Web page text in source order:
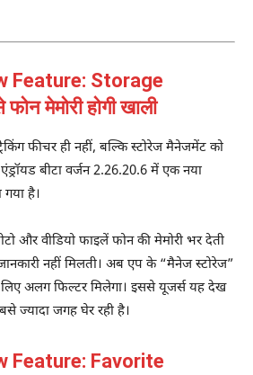
Feature: Storage
मेमोरी होगी खाली
फीचर ही नहीं, बल्कि स्टोरेज मैनेजमेंट को
बीटा वर्जन 2.26.20.6 में एक नया
है।
और वीडियो फाइलें फोन की मेमोरी भर देती
नहीं मिलती। अब एप के “मैनेज स्टोरेज”
अलग फिल्टर मिलेगा। इससे यूजर्स यह देख
ज्यादा जगह घेर रही है।
Feature: Favorite